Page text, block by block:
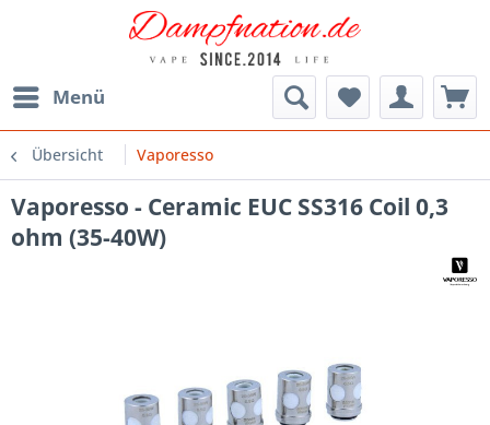
Menü
Übersicht Vaporesso
Vaporesso - Ceramic EUC SS316 Coil 0,3
ohm (35-40W)